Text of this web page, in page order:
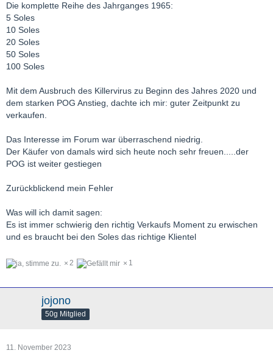
Die komplette Reihe des Jahrganges 1965:
5 Soles
10 Soles
20 Soles
50 Soles
100 Soles
Mit dem Ausbruch des Killervirus zu Beginn des Jahres 2020 und
dem starken POG Anstieg, dachte ich mir: guter Zeitpunkt zu
verkaufen.
Das Interesse im Forum war überraschend niedrig.
Der Käufer von damals wird sich heute noch sehr freuen.....der
POG ist weiter gestiegen
Zurückblickend mein Fehler
Was will ich damit sagen:
Es ist immer schwierig den richtig Verkaufs Moment zu erwischen
und es braucht bei den Soles das richtige Klientel
2 1
jojono
50g Mitglied
11. November 2023